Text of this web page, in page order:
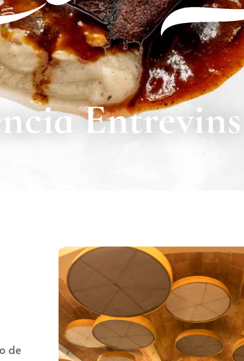
Entrevins
de